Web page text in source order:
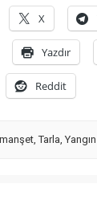
X
Yazdır
Reddit
,Tarla, Yangın